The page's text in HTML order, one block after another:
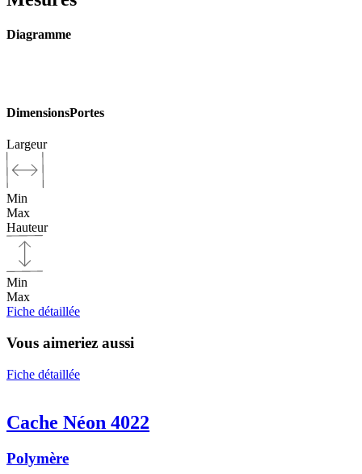
Diagramme
DimensionsPortes
Largeur
Min
Max
Hauteur
Min
Max
Fiche détaillée
Vous aimeriez aussi
Fiche détaillée
Cache Néon 4022
Polymère